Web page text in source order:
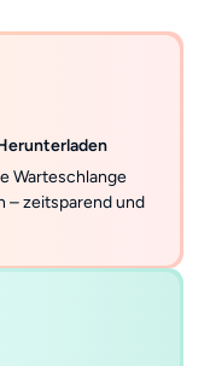
Warteschlange
– zeitsparend und